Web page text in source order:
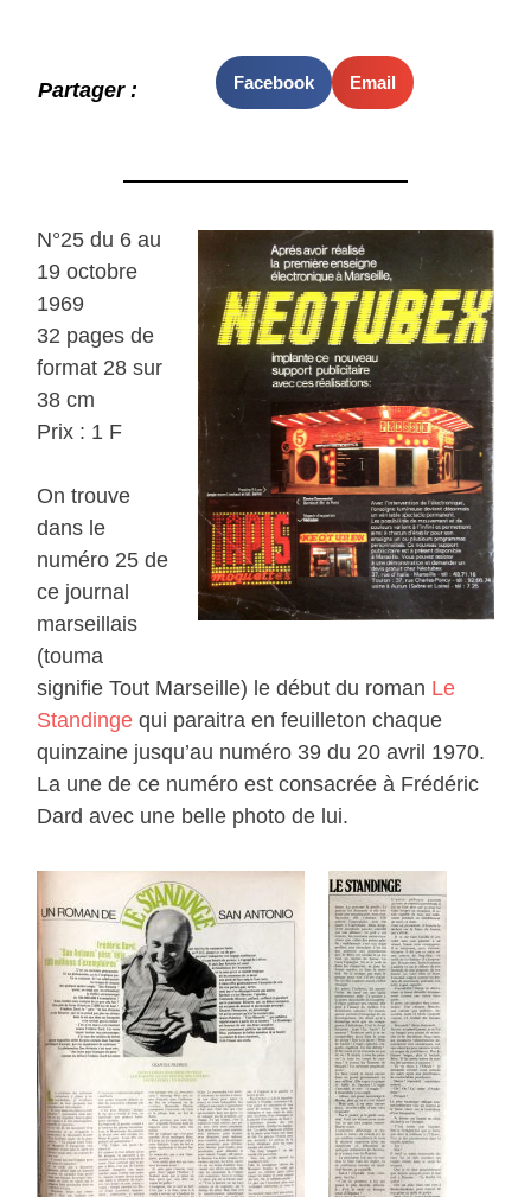
Partager : Facebook Email
N°25 du 6 au
19 octobre
1969
32 pages de
format 28 sur
38 cm
Prix : 1 F
On trouve
dans le
numéro 25 de
ce journal
marseillais
(touma
signifie Tout Marseille) le début du roman Le
Standinge qui paraitra en feuilleton chaque
quinzaine jusqu’au numéro 39 du 20 avril 1970.
La une de ce numéro est consacrée à Frédéric
Dard avec une belle photo de lui.